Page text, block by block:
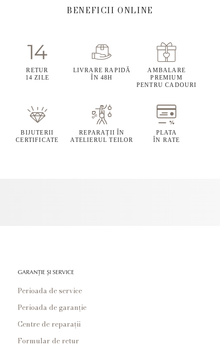
BENEFICII ONLINE
RETUR
14 ZILE
LIVRARE RAPIDĂ
ÎN 48H
AMBALARE
PREMIUM
PENTRU CADOURI
BIJUTERII
CERTIFICATE
REPARAȚII ÎN
ATELIERUL TEILOR
PLATA
ÎN RATE
GARANȚIE ȘI SERVICE
Perioada de service
Perioada de garanție
Centre de reparații
Formular de retur